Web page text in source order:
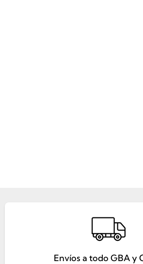
Envíos a todo GBA y